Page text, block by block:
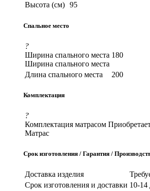
Высота (см) 95
Спальное место
?
Ширина спального места
Ширина спального места
180
Длина спального места 200
Комплектация
?
Комплектация матрасом
Матрас
Срок изготовления / Гарантия /
Доставка изделия
Срок изготовления и доставки 10-14